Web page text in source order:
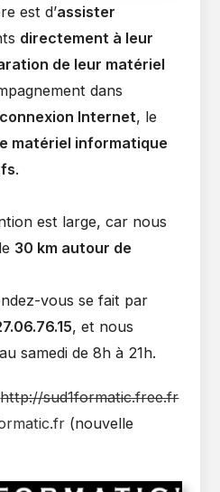
est d’assister
directement à leur
de leur matériel
dans
Internet, le
matériel informatique
.
est large, car nous
30 km autour de
vous se fait par
, et nous
samedi de 8h à 21h.
http://sud1formatic.free.fr
(nouvelle